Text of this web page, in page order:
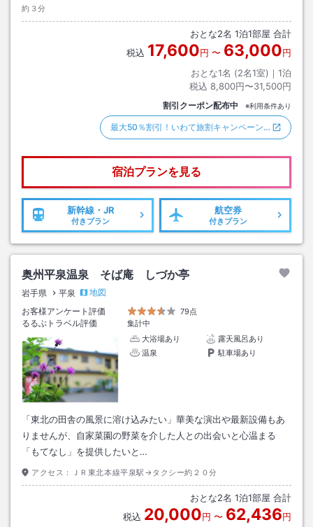
約３分
おとな2名 1泊1部屋 合計
税込 17,600円 〜 63,000円
おとな1名 (2名1室)｜ 1泊
税込 8,800円〜31,500円
割引クーポン配布中 ※利用条件あり
最大50％割引！いわて旅割キャンペーン…
宿泊プランを見る
新幹線・JR
付きプラン
航空券
付きプラン
奥州平泉温泉 そば庵 しづか亭
岩手県 平泉
地図
お客様アンケート評価
79点
るるぶトラベル評価
集計中
大浴場あり
露天風呂あり
温泉
駐車場あり
「東北の田舎の風景に溶け込みたい」華美な演出や最新設備もあ
りませんが、自家菜園の野菜を介した人との出会いと心温まる
「もてなし」を提供したいと…
アクセス： ＪＲ東北本線平泉駅→タクシー約２０分
おとな2名 1泊1部屋 合計
税込 20,000円 〜 62,436円